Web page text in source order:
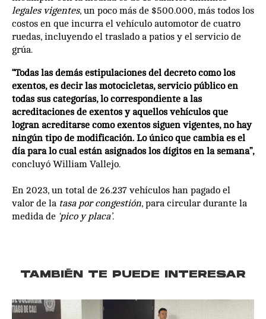
legales vigentes, un poco más de $500.000, más todos los
costos en que incurra el vehículo automotor de cuatro
ruedas, incluyendo el traslado a patios y el servicio de
grúa.
“Todas las demás estipulaciones del decreto como los
exentos, es decir las motocicletas, servicio público en
todas sus categorías, lo correspondiente a las
acreditaciones de exentos y aquellos vehículos que
logran acreditarse como exentos siguen vigentes, no hay
ningún tipo de modificación. Lo único que cambia es el
día para lo cual están asignados los dígitos en la semana”,
concluyó William Vallejo.
En 2023, un total de 26.237 vehículos han pagado el
valor de la tasa por congestión, para circular durante la
medida de ‘pico y placa’.
TAMBIÉN TE PUEDE INTERESAR